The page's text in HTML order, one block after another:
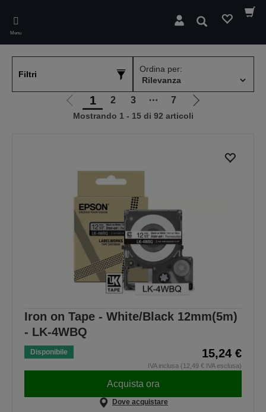
main
content
Menu
Cerca
Filtri
Ordina per:
Vai
alla
1 2 3 ⋯ 7
Vai
alla
Mostrando 1 - 15 di 92 articoli
Iron on Tape - White/Black 12mm(5m)
- LK-4WBQ
Disponibile 15,24 €
IVA inclusa (12,49 € IVA esclusa)
Acquista ora
Dove acquistare